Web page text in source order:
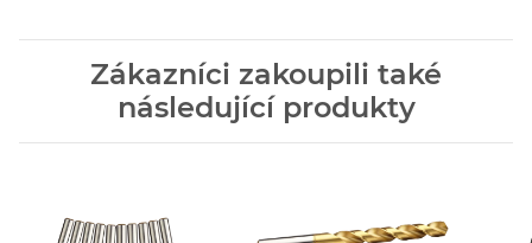
Zákazníci zakoupili také
následující produkty